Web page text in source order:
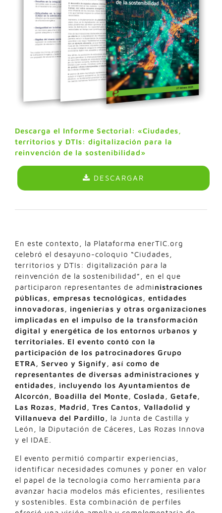
Descarga el Informe Sectorial: «Ciudades,
territorios y DTIs: digitalización para la
reinvención de la sostenibilidad»
DESCARGAR
En este contexto, la Plataforma enerTIC.org
celebró el desayuno-coloquio “Ciudades,
territorios y DTIs: digitalización para la
reinvención de la sostenibilidad”, en el que
participaron representantes de administraciones
públicas, empresas tecnológicas, entidades
innovadoras, ingenierías y otras organizaciones
implicadas en el impulso de la transformación
digital y energética de los entornos urbanos y
territoriales. El evento contó con la
participación de los patrocinadores Grupo
ETRA, Serveo y Signify, así como de
representantes de diversas administraciones y
entidades, incluyendo los Ayuntamientos de
Alcorcón, Boadilla del Monte, Coslada, Getafe,
Las Rozas, Madrid, Tres Cantos, Valladolid y
Villanueva del Pardillo, la Junta de Castilla y
León, la Diputación de Cáceres, Las Rozas Innova
y el IDAE.
El evento permitió compartir experiencias,
identificar necesidades comunes y poner en valor
el papel de la tecnología como herramienta para
avanzar hacia modelos más eficientes, resilientes
y sostenibles. Esta combinación de perfiles